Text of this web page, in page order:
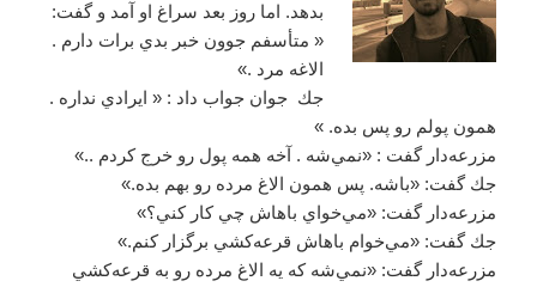
ﺑﺪﻫﺪ. ﺍﻣﺎ ﺭﻭﺯ ﺑﻌﺪ سراغ او ﺁﻣﺪ ﻭ ﮔﻔﺖ:
« ﻣﺘﺄﺳﻔﻢ ﺟﻮﻭﻥ ﺧﺒﺮ ﺑﺪﻱ ﺑﺮﺍﺕ ﺩﺍﺭﻡ .
ﺍﻻﻏﻪ ﻣﺮﺩ .»
ﺟﻚ جوان ﺟﻮﺍﺏ ﺩﺍﺩ : « ﺍﻳﺮﺍﺩﻱ ﻧﺪﺍﺭﻩ .
ﻫﻤﻮﻥ ﭘﻮﻟﻢ ﺭﻭ ﭘﺲ ﺑﺪﻩ. »
ﻣﺰﺭﻋﻪﺩﺍﺭ ﮔﻔﺖ : «ﻧﻤﻲﺷﻪ . ﺁﺧﻪ ﻫﻤﻪ ﭘﻮﻝ ﺭﻭ ﺧﺮﺝ ﮐﺮﺩﻡ ..»
ﺟﻚ ﮔﻔﺖ: «ﺑﺎﺷﻪ. ﭘﺲ ﻫﻤﻮﻥ ﺍﻻﻍ ﻣﺮﺩﻩ ﺭﻭ ﺑﻬﻢ ﺑﺪﻩ.»
ﻣﺰﺭﻋﻪﺩﺍﺭ ﮔﻔﺖ: «ﻣﻲﺧﻮﺍﻱ ﺑﺎﻫﺎﺵ ﭼﻲ ﮐﺎﺭ ﮐﻨﻲ؟»
ﺟﻚ ﮔﻔﺖ: «ﻣﻲﺧﻮﺍﻡ ﺑﺎﻫﺎﺵ ﻗﺮﻋﻪﮐﺸﻲ ﺑﺮﮔﺰﺍﺭ ﮐﻨﻢ.»
ﻣﺰﺭﻋﻪﺩﺍﺭ ﮔﻔﺖ: «ﻧﻤﻲﺷﻪ ﮐﻪ ﻳﻪ ﺍﻻﻍ ﻣﺮﺩﻩ ﺭﻭ ﺑﻪ ﻗﺮﻋﻪﮐﺸﻲ